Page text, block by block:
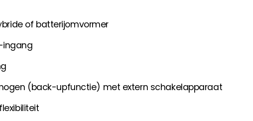
of batterijomvormer
ingang
(back-upfunctie) met extern schakelapparaat